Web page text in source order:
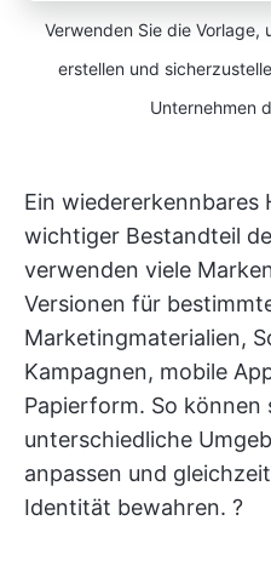
Verwenden Sie die
erstellen und
Unternehmen
Ein wiedererkennbares
wichtiger Bestandteil
verwenden viele
Versionen für
Marketingmaterialien,
Kampagnen, mobile
Papierform. So können
unterschiedliche
anpassen und
Identität bewahren. ?